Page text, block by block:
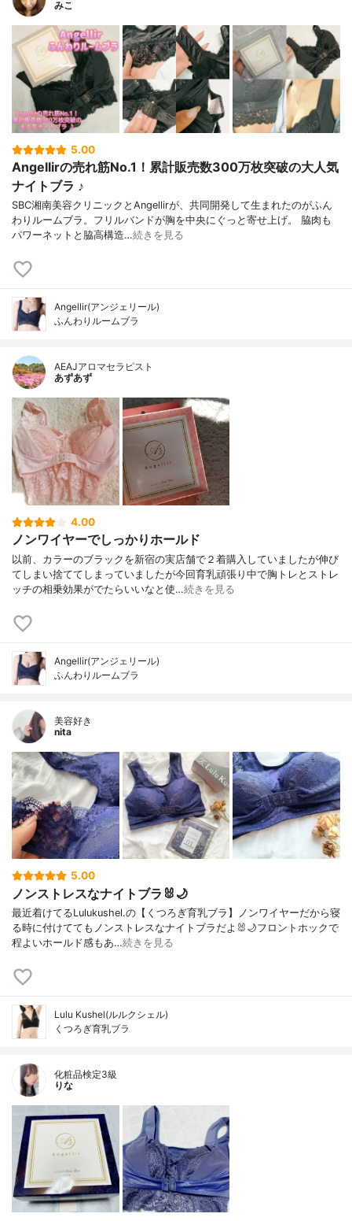
みこ
5.00
Angellirの売れ筋No.1！累計販売数300万枚突破の大人気
ナイトブラ ♪
SBC湘南美容クリニックとAngellirが、共同開発して生まれたのがふん
わりルームブラ。フリルバンドが胸を中央にぐっと寄せ上げ。 脇⾁も
パワーネットと脇⾼構造…続きを見る
Angellir(アンジェリール)
ふんわりルームブラ
AEAJアロマセラピスト
あずあず
4.00
ノンワイヤーでしっかりホールド
以前、カラーのブラックを新宿の実店舗で２着購入していましたが伸び
てしまい捨ててしまっていましたが今回育乳頑張り中で胸トレとストレ
ッチの相乗効果がでたらいいなと使…続きを見る
Angellir(アンジェリール)
ふんわりルームブラ
美容好き
nita
5.00
ノンストレスなナイトブラ🐰🌙
最近着けてるLulukushel.の【くつろぎ育乳ブラ】ノンワイヤーだから寝
る時に付けててもノンストレスなナイトブラだよ🐰🌙フロントホックで
程よいホールド感もあ…続きを見る
Lulu Kushel(ルルクシェル)
くつろぎ育乳ブラ
化粧品検定3級
りな